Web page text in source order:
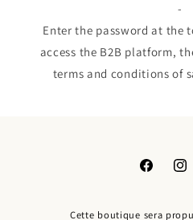
-
Enter the password at the
access the B2B platform,
terms and conditions of
Facebook
Cette boutique sera